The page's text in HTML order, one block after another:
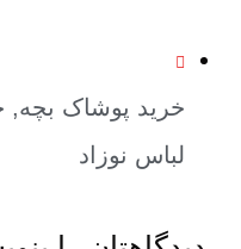
خرید پوشاک بچه,
لباس نوزاد